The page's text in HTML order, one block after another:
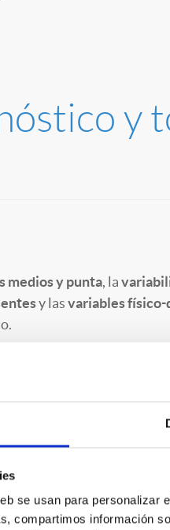
se usan para personalizar
compartimos información
y
medios y punta, la
y lasvariables físico-
y sus
vertidos, producción